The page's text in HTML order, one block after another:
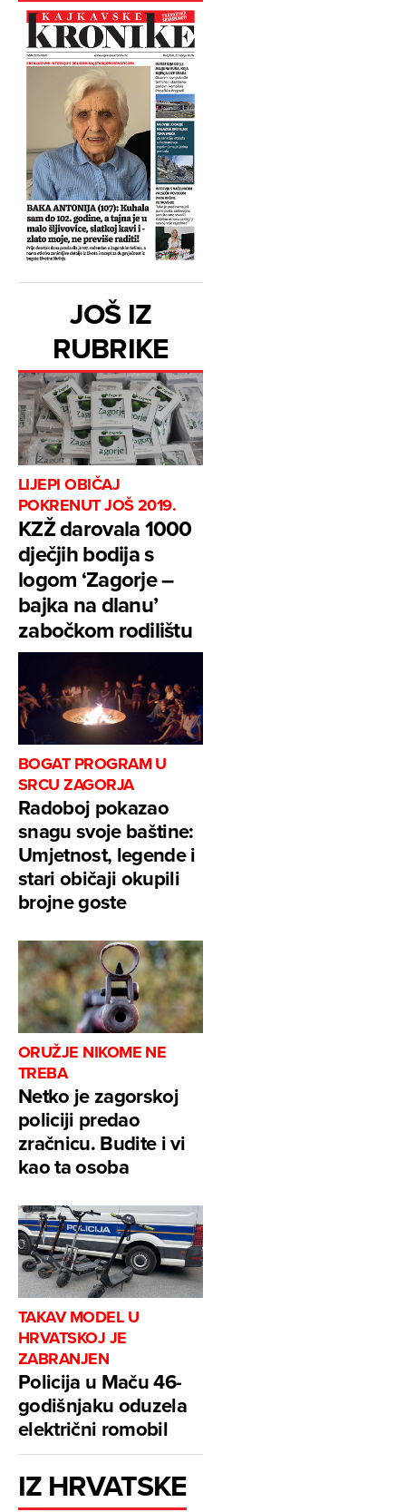
JOŠ IZ
RUBRIKE
LIJEPI OBIČAJ
POKRENUT JOŠ 2019.
KZŽ darovala 1000
dječjih bodija s
logom ‘Zagorje –
bajka na dlanu’
zabočkom rodilištu
BOGAT PROGRAM U
SRCU ZAGORJA
Radoboj pokazao
snagu svoje baštine:
Umjetnost, legende i
stari običaji okupili
brojne goste
ORUŽJE NIKOME NE
TREBA
Netko je zagorskoj
policiji predao
zračnicu. Budite i vi
kao ta osoba
TAKAV MODEL U
HRVATSKOJ JE
ZABRANJEN
Policija u Maču 46-
godišnjaku oduzela
električni romobil
IZ HRVATSKE